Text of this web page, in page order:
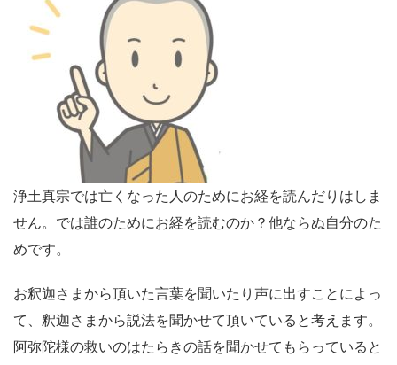
浄土真宗では亡くなった人のためにお経を読んだりはしま
せん。では誰のためにお経を読むのか？他ならぬ自分のた
めです。
お釈迦さまから頂いた言葉を聞いたり声に出すことによっ
て、釈迦さまから説法を聞かせて頂いていると考えます。
阿弥陀様の救いのはたらきの話を聞かせてもらっていると